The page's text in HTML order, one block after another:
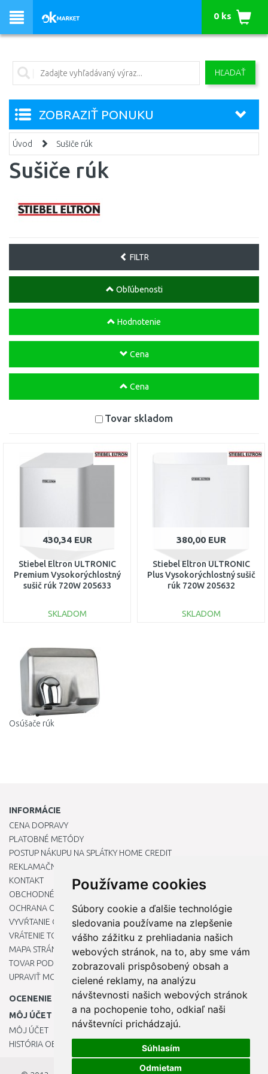
Používame cookies
Súbory cookie a ďalšie technológie
sledovania používame na zlepšenie
vášho zážitku z prehliadania našich
webových stránok, na to, aby sme vám
zobrazovali prispôsobený obsah a
cielené reklamy, na analýzu
návštevnosti našich webových stránok
a na pochopenie toho, odkiaľ naši
návštevníci prichádzajú.
Súhlasím
Odmietam
HĽADAŤ
0 ks
ZOBRAZIŤ PONUKU
Úvod Sušiče rúk
Sušiče rúk
FILTR
Obľúbenosti
Hodnotenie
Cena
Cena
Tovar skladom
430,34 EUR
Stiebel Eltron ULTRONIC
Premium Vysokorýchlostný
sušič rúk 720W 205633
SKLADOM
380,00 EUR
Stiebel Eltron ULTRONIC
Plus Vysokorýchlostný sušič
rúk 720W 205632
SKLADOM
Osúšače rúk
INFORMÁCIE
CENA DOPRAVY
PLATOBNÉ METÓDY
POSTUP NÁKUPU NA SPLÁTKY HOME CREDIT
REKLAMAČNÝ PORIADOK
KONTAKT
OBCHODNÉ PODMIENKY
OCHRANA OSOBNÝCH ÚDAJOV
VYVŔTANIE OTVORU DO DREZU PRE KUCHYNSKÚ BATÉRIU
VRÁTENIE TOVARU / REKLAMÁCIE
MAPA STRÁNOK
TOVAR PODĽA ZNAČIEK
UPRAVIŤ MOJE PREDVOĽBY COOKIES
OCENENIE
MÔJ ÚČET
MÔJ ÚČET
HISTÓRIA OBJEDNÁVOK